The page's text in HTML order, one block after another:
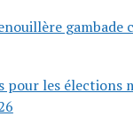
gambade
pour les élections